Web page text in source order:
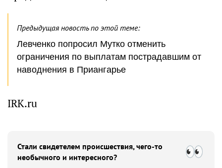
Предыдущая новость по этой теме:
Левченко попросил Мутко отменить
ограничения по выплатам пострадавшим от
наводнения в Приангарье
IRK.ru
Стали свидетелем происшествия, чего-то
необычного и интересного?